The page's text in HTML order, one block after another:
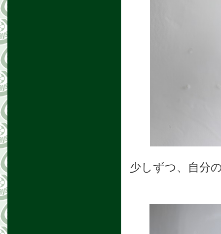
少しずつ、自分